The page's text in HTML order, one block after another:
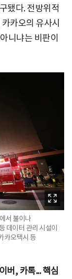
됐다. 전방위적
카오의 유사시
니냐는 비판이
서 불이나
데이터 관리 시설이
카오택시 등
버, 카톡... 핵심